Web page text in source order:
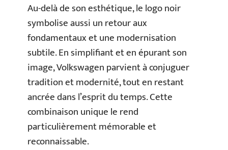
Au-delà de son esthétique, le logo noir
symbolise aussi un retour aux
fondamentaux et une modernisation
subtile. En simplifiant et en épurant son
image, Volkswagen parvient à conjuguer
tradition et modernité, tout en restant
ancrée dans l’esprit du temps. Cette
combinaison unique le rend
particulièrement mémorable et
reconnaissable.